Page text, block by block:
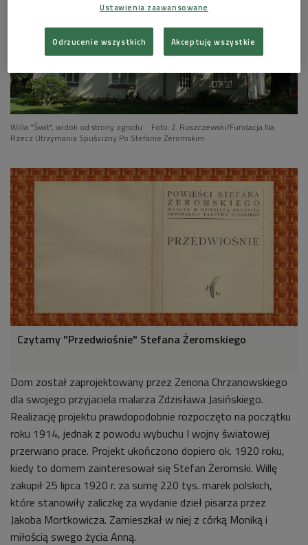
Willa "Świt", widok od strony ogrodu
Foto: Z. Ruszczewski/Fundacja Na
Rzecz Utrzymania Spuścizny Po Stefanie Żeromskim
Czytamy "Przedwiośnie" Stefana Żeromskiego
Dom został zaprojektowany przez Zenona Chrzanowskiego
dla swojego przyjaciela malarza Zdzisława Jasińskiego.
Realizację projektu prawdopodobnie rozpoczęto na początku
roku 1914, jednak z powodu wybuchu I wojny światowej
przerwano prace. Projekt ukończono dopiero ok. 1920 roku,
kiedy to domem zainteresował się Stefan Żeromski. Willę
zakupił 25 lipca 1920 r. za sumę 220 tys. marek polskich,
które stanowiły zaliczkę za wydanie dzieł pisarza przez
Jakoba Mortkowicza. Zamieszkał w niej z córką Moniką i
miłością swego życia Anną.
Ustawienia zaawansowane
Odrzucenie wszystkich Akceptuję wszystkie